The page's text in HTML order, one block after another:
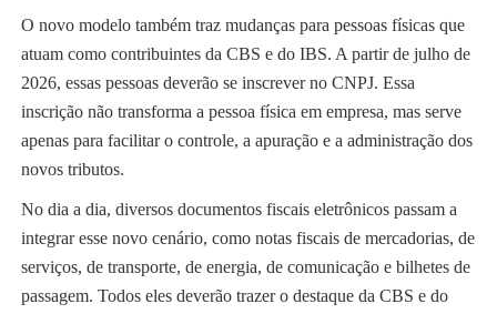
O novo modelo também traz mudanças para pessoas físicas que
atuam como contribuintes da CBS e do IBS. A partir de julho de
2026, essas pessoas deverão se inscrever no CNPJ. Essa
inscrição não transforma a pessoa física em empresa, mas serve
apenas para facilitar o controle, a apuração e a administração dos
novos tributos.
No dia a dia, diversos documentos fiscais eletrônicos passam a
integrar esse novo cenário, como notas fiscais de mercadorias, de
serviços, de transporte, de energia, de comunicação e bilhetes de
passagem. Todos eles deverão trazer o destaque da CBS e do